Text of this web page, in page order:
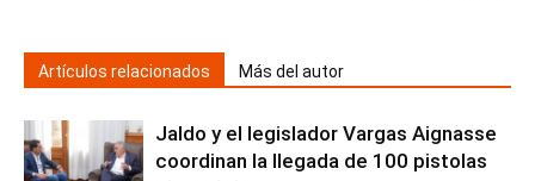
Artículos relacionados Más del autor
Jaldo y el legislador Vargas Aignasse
coordinan la llegada de 100 pistolas